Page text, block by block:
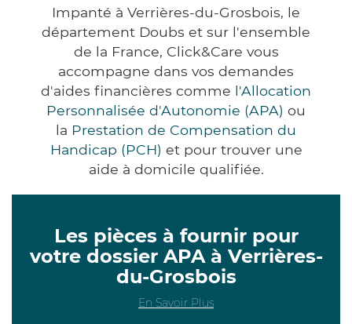
Impanté à Verrières-du-Grosbois, le
département Doubs et sur l'ensemble
de la France, Click&Care vous
accompagne dans vos demandes
d'aides financières comme l'Allocation
Personnalisée d'Autonomie (APA) ou
la Prestation de Compensation du
Handicap (PCH) et pour trouver une
aide à domicile qualifiée.
Les pièces à fournir pour
votre dossier APA à Verrières-
du-Grosbois
En Savoir Plus